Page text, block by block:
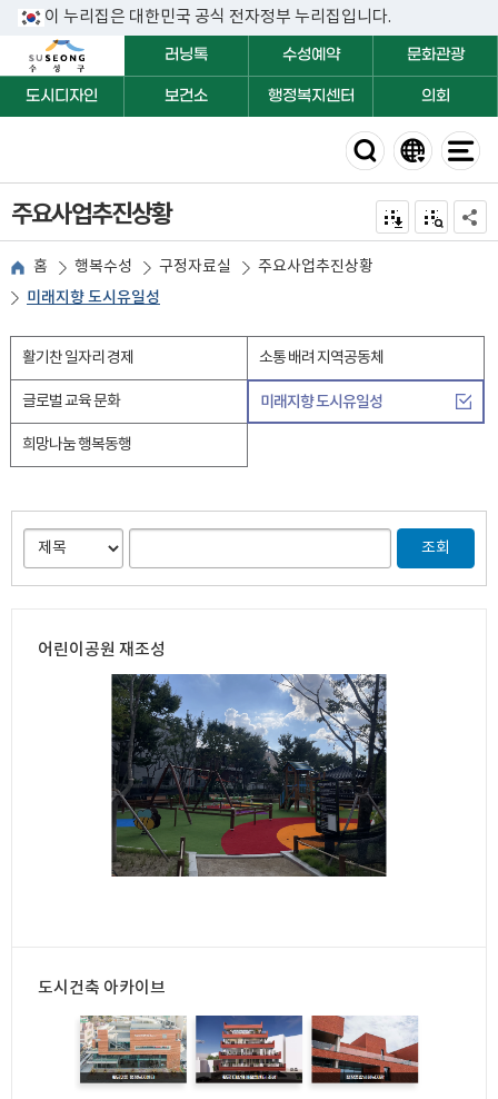
이 누리집은 대한민국 공식 전자정부 누리집입니다.
러닝톡
수성예약 문화관광
도시디자인 보건소 행정복지센터 의회
주요사업추진상황 전자점자 내려받기
점자미리 보
공유
홈 행복수성 구정자료실 주요사업추진상황
미래지향 도시유일성
활기찬 일자리 경제 소통 배려 지역공동체
글로벌 교육 문화 미래지향 도시유일성
희망나눔 행복동행
어린이공원 재조성
도시건축 아카이브